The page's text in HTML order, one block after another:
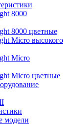
8000
8000 цветные
Micro высокого
Micro
Micro цветные
модели